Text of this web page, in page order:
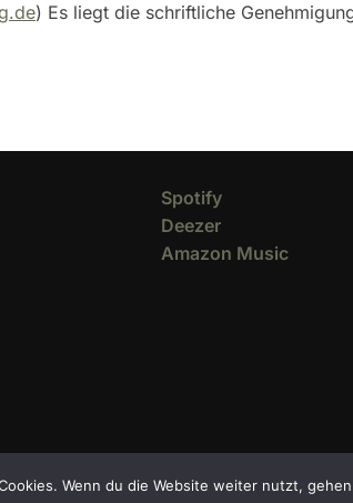
) Es liegt die schriftliche
Spotify
Deezer
Amazon Music
Wenn du die Website weiter nutzt,